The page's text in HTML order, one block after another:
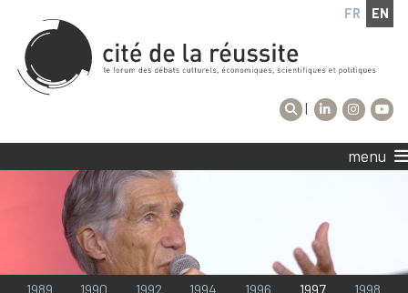
FR EN
|
menu
1989 1990 1992 1994 1996 1997
1998